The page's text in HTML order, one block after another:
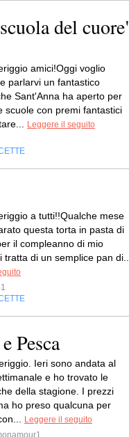
del
amici!Oggi voglio
parlarvi un fantastico
Sant'Anna ha aperto per
scuole con premi fantastici
Leggere il seguito
a tutti!!Qualche mese
questa torta in pasta di
il compleanno di mio
tratta di un semplice pan
Pesca
Ieri sono andata al
e ho trovato le
della stagione. I prezzi
ho preso qualcuna per
Leggere il seguito